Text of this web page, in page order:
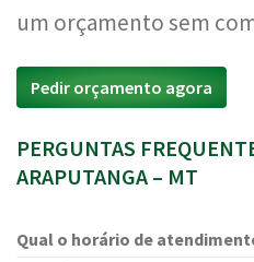
um orçamento sem
Pedir orçamento agora
PERGUNTAS
ARAPUTANGA – MT
Qual o horário de